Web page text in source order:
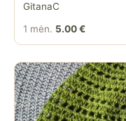
GitanaC
1 mėn. 5.00 €